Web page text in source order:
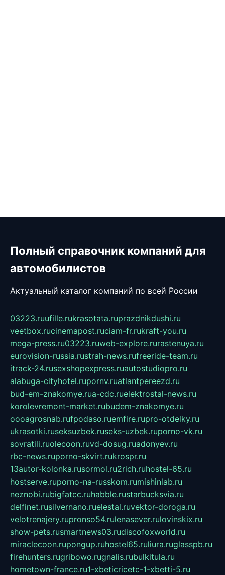
Полный справочник компаний для
автомобилистов
Актуальный каталог компаний по всей России
03223.ruufille.rukrasotata.ruprazdnikdushi.ru
veetbox.rucinemapost.ruciam-fr.rukraft-you.ru
mega-press.ru03223.ruweb-explore.rurastenuya.ru
eurovision-russia.rustrah-news.rufreeride-team.ru
itrack-24.rusexshopexpress.ruautostudiopro.ru
alabuga-cityhotel.rupornv.ruatlantpereezd.ru
bud-em-znakomye.rua-cdc.ruelektrostal-news.ru
korolevremont-market.rubudem-znakomye.ru
oooagrosnab.rufpodaso.ruemfire.rupro-otdelky.ru
ukrasotki.ruseksuzbek.ruseks-uzbek.ruporno-vk.ru
sovratili.ruolecoon.ruvd-dosug.ruadonyev.ru
rbc-news.ruporno-skvirt.rukrospr.ru
13autor-kolonka.rusormol.ru2rich.ruhostel-65.ru
hostserve.ruporno-na-russkom.rumishinlab.ru
neznobi.rubigfatcc.ruhabble.rustarbucksvia.ru
delfinet.rusilvernano.ruelestal.ruvektor-doroga.ru
velotrenajery.rupronso54.rulenasever.rulovinskix.ru
show-pets.rusmartnews03.rudiscofoxworld.ru
miraclecoon.rupongup.ruhostel65.ruliura.ruglasspb.ru
firehunters.rugribowo.rugnalis.rubulkitula.ru
hometown-france.ru1-xbeticricetc-1-xbetti-5.ru